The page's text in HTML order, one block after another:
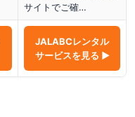
サイトでご確…
JALABCレンタル
サービスを見る ▶